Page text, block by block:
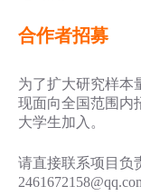
合作者招募
为了扩大研究样本
现面向全国范围内
大学生加入。
请直接联系项目负